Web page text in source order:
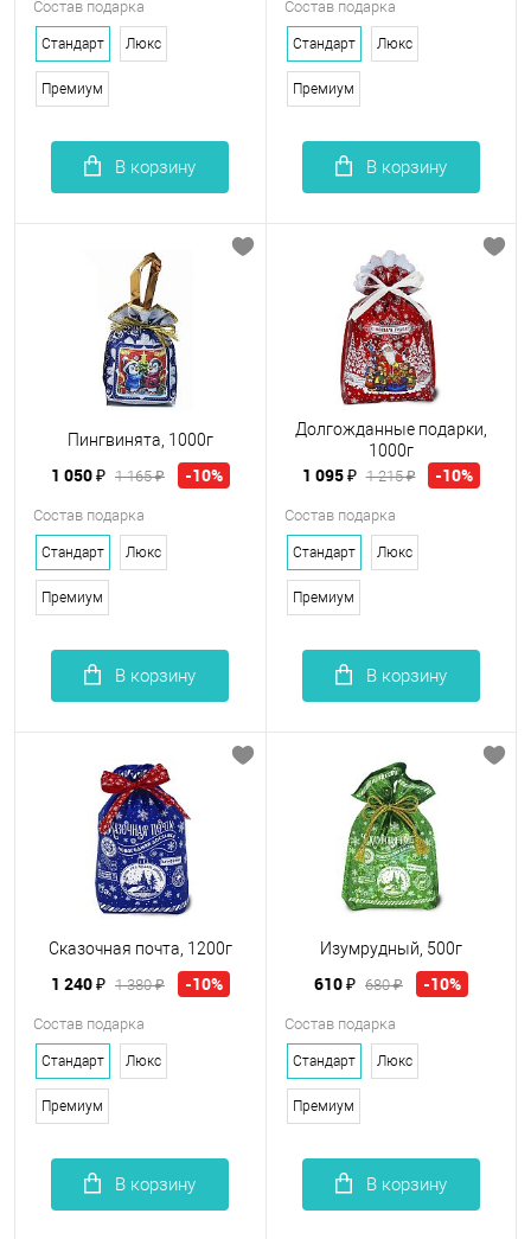
Состав подарка
Стандарт Люкс
Премиум
В корзину
Состав подарка
Стандарт Люкс
Премиум
В корзину
Пингвинята, 1000г
1 050 ₽ 1 165 ₽ -10%
Состав подарка
Стандарт Люкс
Премиум
В корзину
Долгожданные подарки,
1000г
1 095 ₽ 1 215 ₽ -10%
Состав подарка
Стандарт Люкс
Премиум
В корзину
Сказочная почта, 1200г
1 240 ₽ 1 380 ₽ -10%
Состав подарка
Стандарт Люкс
Премиум
В корзину
Изумрудный, 500г
610 ₽ 680 ₽ -10%
Состав подарка
Стандарт Люкс
Премиум
В корзину